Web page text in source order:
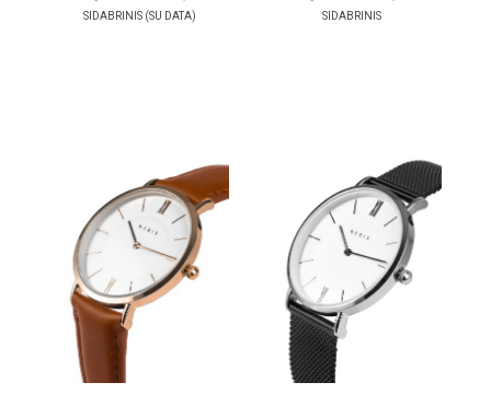
SIDABRINIS (SU DATA)
SIDABRINIS